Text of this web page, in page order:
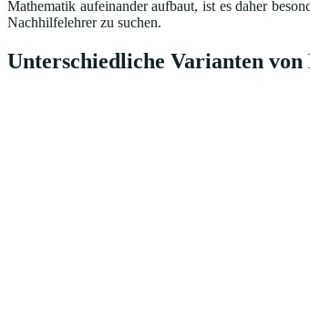
Mathematik aufeinander aufbaut, ist es daher
Nachhilfelehrer zu suchen.
Unterschiedliche Varianten